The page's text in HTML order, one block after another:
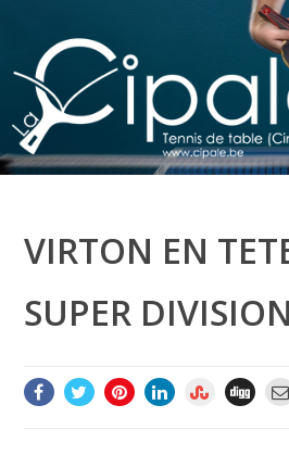
VIRTON EN
SUPER DIVISION